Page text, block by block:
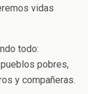
vidas
todo:
pobres,
y compañeras.